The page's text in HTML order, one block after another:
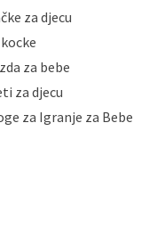
pristup i
onim svojim
radi provedbe
Napominjemo
ili djelomice,
Vaših osobnih
podnijeti poštom na
na adresu:
za djecu
za bebe
za djecu
za Igranje za Bebe